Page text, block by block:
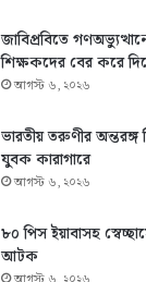
জাবিপ্রবিতে
শিক্ষকদের বের করে
আগস্ট ৬, ২০২৬
ভারতীয় তরুণীর
যুবক কারাগারে
আগস্ট ৬, ২০২৬
৮০ পিস ইয়াবাসহ
আটক